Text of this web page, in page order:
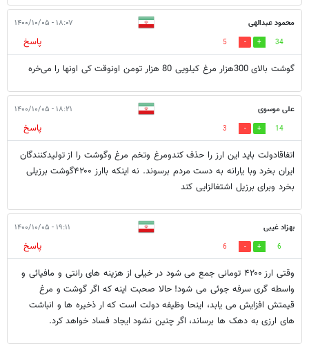
محمود عبدالهی ۱۸:۰۷ - ۱۴۰۰/۱۰/۰۵
34
5
پاسخ
گوشت بالای 300هزار مرغ کیلویی 80 هزار تومن اونوقت کی اونها را می‌خره
علی موسوی ۱۸:۲۱ - ۱۴۰۰/۱۰/۰۵
14
3
پاسخ
اتفاقادولت باید این ارز را حذف کندومرغ وتخم مرغ وگوشت را از تولیدکنندگان
ایران بخرد وبا یارانه به دست مردم برسوند. نه اینکه باارز ۴۲۰۰گوشت برزیلی
بخرد وبرای برزیل اشتغالزایی کند
بهزاد غیبی ۱۹:۱۱ - ۱۴۰۰/۱۰/۰۵
6
6
پاسخ
وقتی ارز ۴۲۰۰ تومانی جمع می شود در خیلی از هزینه های رانتی و مافیائی و
واسطه گری سرفه جوئی می شود! حالا صحبت اینه که اگر گوشت و مرغ
قیمتش افزایش می یابد، اینحا وظیفه دولت است که ار ذخیره ها و انباشت
های ارزی به دهک ها برساند، اگر چنین نشود ایجاد فساد خواهد کرد.